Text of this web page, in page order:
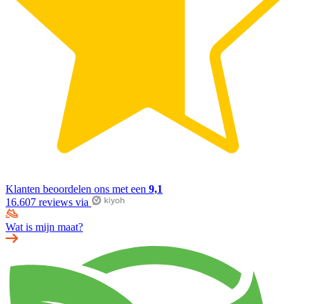
Klanten beoordelen ons met een 9,1
16.607 reviews via
Wat is mijn maat?